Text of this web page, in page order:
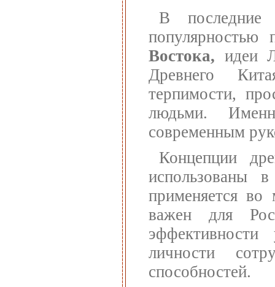
В
популярностью
Востока, идеи
Древнего
терпимости,
людьми.
современным
Концепции
использованы
применяется
важен для
личности
способностей.